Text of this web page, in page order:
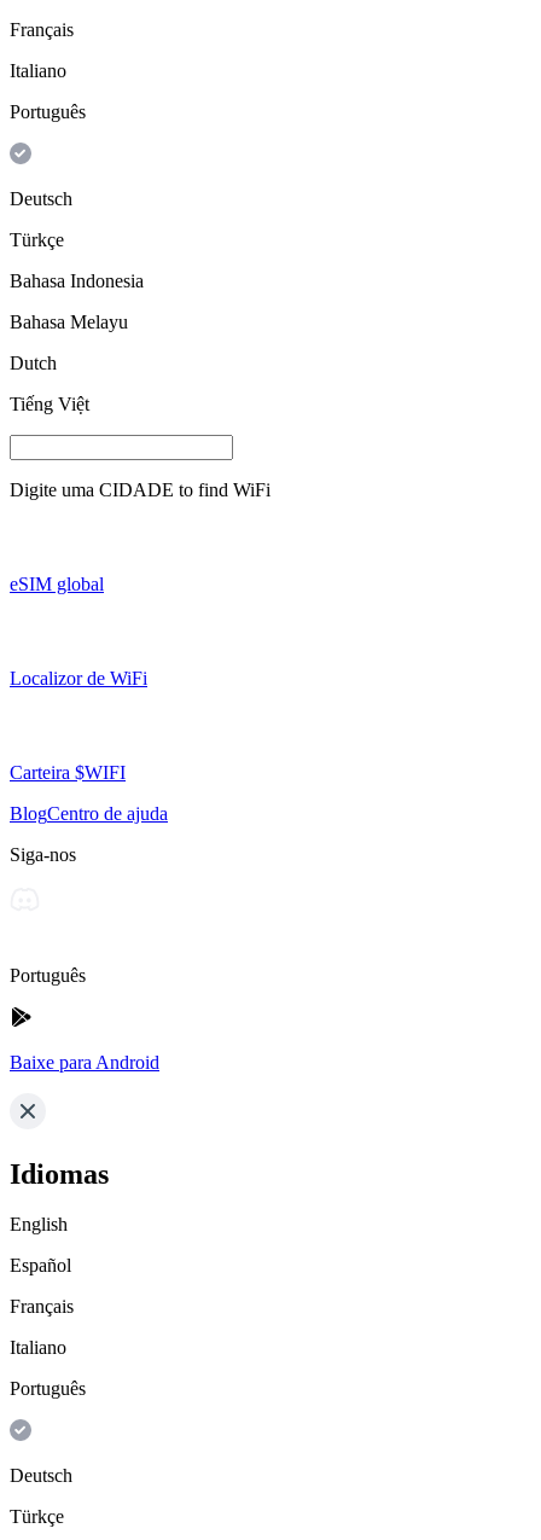
Français
Italiano
Português
Deutsch
Türkçe
Bahasa Indonesia
Bahasa Melayu
Dutch
Tiếng Việt
Digite uma CIDADE to find WiFi
eSIM global
Localizor de WiFi
Carteira $WIFI
BlogCentro de ajuda
Siga-nos
Português
Baixe para Android
Idiomas
English
Español
Français
Italiano
Português
Deutsch
Türkçe